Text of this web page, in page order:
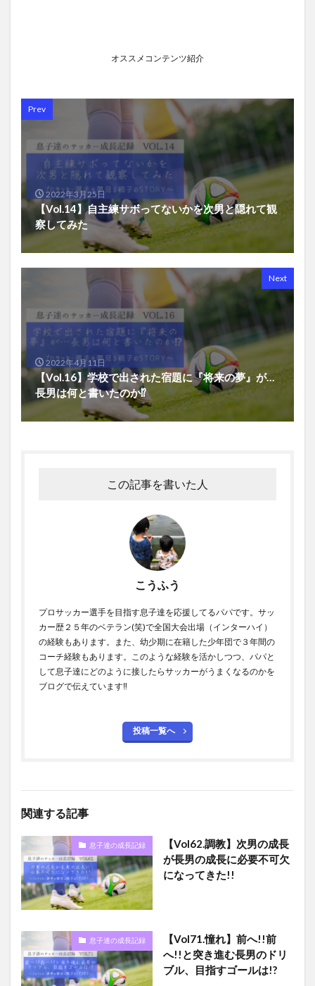
オススメコンテンツ紹介
Prev
2022年3月25日
【Vol.14】自主練サボってないかを次男と隠れて観
察してみた
Next
2022年4月11日
【Vol.16】学校で出された宿題に『将来の夢』が…
長男は何と書いたのか⁉
この記事を書いた人
こうふう
プロサッカー選手を目指す息子達を応援してるパパです。サッ
カー歴２５年のベテラン(笑)で全国大会出場（インターハイ）
の経験もあります。また、幼少期に在籍した少年団で３年間の
コーチ経験もあります。このような経験を活かしつつ、パパと
して息子達にどのように接したらサッカーがうまくなるのかを
ブログで伝えています‼
投稿一覧へ
関連する記事
息子達の成長記録
【Vol62.調教】次男の成長
が長男の成長に必要不可欠
になってきた!!
息子達の成長記録
【Vol71.憧れ】前へ!!前
へ!!と突き進む長男のドリ
ブル、目指すゴールは!?